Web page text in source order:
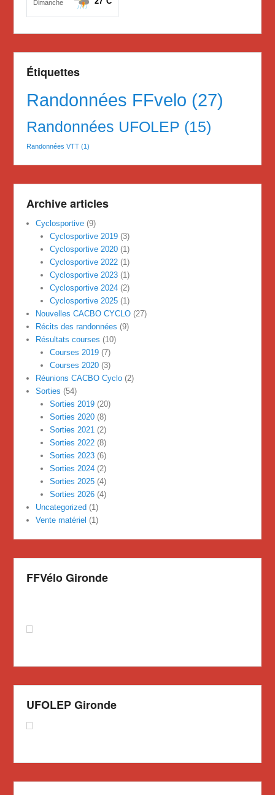
Étiquettes
Randonnées FFvelo (27)
Randonnées UFOLEP (15)
Randonnées VTT (1)
Archive articles
Cyclosportive (9)
Cyclosportive 2019(3)
Cyclosportive 2020(1)
Cyclosportive 2022(1)
Cyclosportive 2023(1)
Cyclosportive 2024(2)
Cyclosportive 2025(1)
Nouvelles CACBO CYCLO (27)
Récits des randonnées (9)
Résultats courses (10)
Courses 2019(7)
Courses 2020(3)
Réunions CACBO Cyclo (2)
Sorties (54)
Sorties 2019(20)
Sorties 2020(8)
Sorties 2021(2)
Sorties 2022(8)
Sorties 2023(6)
Sorties 2024(2)
Sorties 2025(4)
Sorties 2026(4)
Uncategorized (1)
Vente matériel (1)
FFVélo Gironde
UFOLEP Gironde